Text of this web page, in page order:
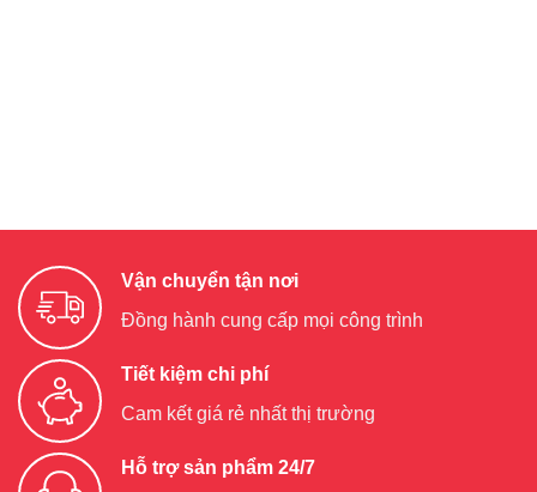
Vận chuyển tận nơi
Đồng hành cung cấp mọi công trình
Tiết kiệm chi phí
Cam kết giá rẻ nhất thị trường
Hỗ trợ sản phẩm 24/7